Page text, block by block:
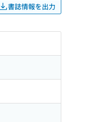
書誌情報を出力